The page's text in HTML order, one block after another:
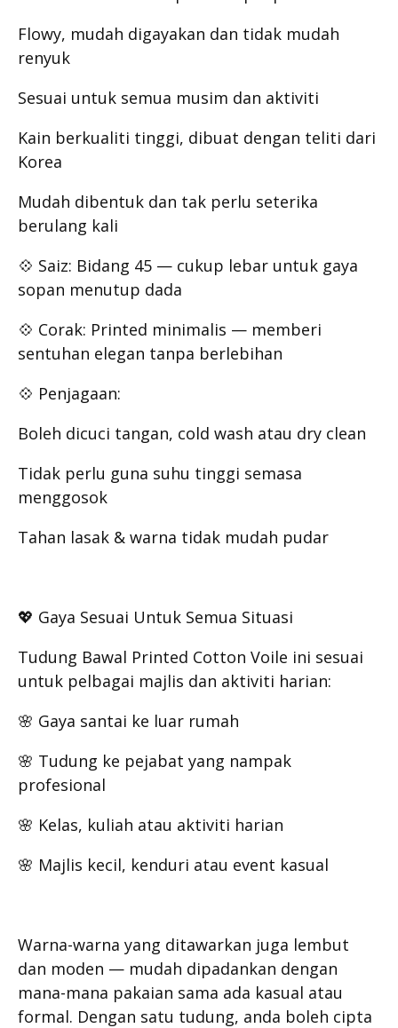
Flowy, mudah digayakan dan tidak mudah
renyuk
Sesuai untuk semua musim dan aktiviti
Kain berkualiti tinggi, dibuat dengan teliti dari
Korea
Mudah dibentuk dan tak perlu seterika
berulang kali
💠 Saiz: Bidang 45 — cukup lebar untuk gaya
sopan menutup dada
💠 Corak: Printed minimalis — memberi
sentuhan elegan tanpa berlebihan
💠 Penjagaan:
Boleh dicuci tangan, cold wash atau dry clean
Tidak perlu guna suhu tinggi semasa
menggosok
Tahan lasak & warna tidak mudah pudar
💖 Gaya Sesuai Untuk Semua Situasi
Tudung Bawal Printed Cotton Voile ini sesuai
untuk pelbagai majlis dan aktiviti harian:
🌸 Gaya santai ke luar rumah
🌸 Tudung ke pejabat yang nampak
profesional
🌸 Kelas, kuliah atau aktiviti harian
🌸 Majlis kecil, kenduri atau event kasual
Warna-warna yang ditawarkan juga lembut
dan moden — mudah dipadankan dengan
mana-mana pakaian sama ada kasual atau
formal. Dengan satu tudung, anda boleh cipta